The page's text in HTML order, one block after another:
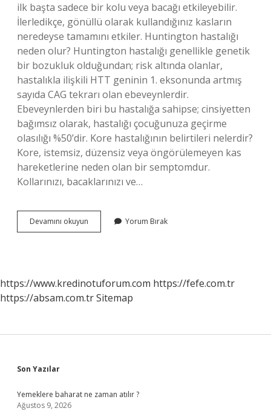
ilk başta sadece bir kolu veya bacağı etkileyebilir.
İlerledikçe, gönüllü olarak kullandığınız kasların
neredeyse tamamını etkiler. Huntington hastalığı
neden olur? Huntington hastalığı genellikle genetik
bir bozukluk olduğundan; risk altında olanlar,
hastalıkla ilişkili HTT geninin 1. eksonunda artmış
sayıda CAG tekrarı olan ebeveynlerdir.
Ebeveynlerden biri bu hastalığa sahipse; cinsiyetten
bağımsız olarak, hastalığı çocuğunuza geçirme
olasılığı %50’dir. Kore hastalığının belirtileri nelerdir?
Kore, istemsiz, düzensiz veya öngörülemeyen kas
hareketlerine neden olan bir semptomdur.
Kollarınızı, bacaklarınızı ve…
Devamını okuyun
Hangi
Yorum Bırak
https://www.kredinotuforum.com https://fefe.com.tr
https://absam.com.trSitemap
Sidebar
Son Yazılar
Yemeklere baharat ne zaman atılır ?
Ağustos 9, 2026